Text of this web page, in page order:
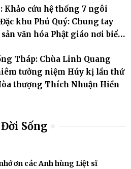
Khảo cứu hệ thống 7 ngôi
khu Phú Quý: Chung tay
văn hóa Phật giáo nơi biển
Tháp: Chùa Linh Quang
tưởng niệm Húy kị lần thứ
thượng Thích Nhuận Hiền
Sống
ơn các Anh hùng Liệt sĩ